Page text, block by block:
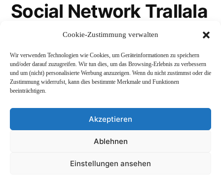
Cookie-Zustimmung verwalten
Wir verwenden Technologien wie Cookies, um Geräteinformationen zu speichern
und/oder darauf zuzugreifen. Wir tun dies, um das Browsing-Erlebnis zu verbessern
und um (nicht) personalisierte Werbung anzuzeigen. Wenn du nicht zustimmst oder die
Zustimmung widerrufst, kann dies bestimmte Merkmale und Funktionen
beeinträchtigen.
Akzeptieren
Ablehnen
Einstellungen ansehen
Social Network Trallala
LinkedIn
Mastodon
Stolz präsentiert von WordPress.
Impressum und Rechtliches